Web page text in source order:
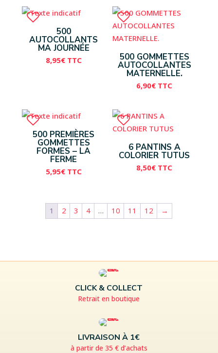
500
AUTOCOLLANTS
MA JOURNÉE
8,95€ TTC 500 GOMMETTES
AUTOCOLLANTES
MATERNELLE.
6,90€ TTC
500 PREMIÈRES
GOMMETTES
FORMES – LA
FERME
5,95€ TTC
6 PANTINS A
COLORIER TUTUS
8,50€ TTC
1 2 3 4 … 10 11 12 →
CLICK & COLLECT
Retrait en boutique
LIVRAISON À 1€
à partir de 35 € d’achats